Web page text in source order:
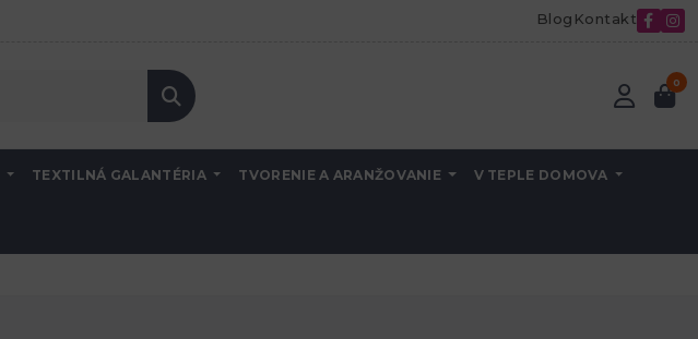
Blog Kontakt
0
TEXTILNÁ GALANTÉRIA TVORENIE A ARANŽOVANIE V TEPLE DOMOVA